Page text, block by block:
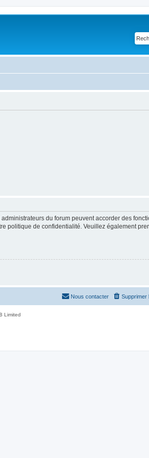
du forum peuvent accorder des
politique de confidentialité. Veuillez également
Supprimer
Nous contacter
Limited